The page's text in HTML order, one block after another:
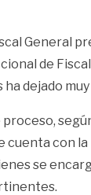
General
de
dejado
cuenta con
se